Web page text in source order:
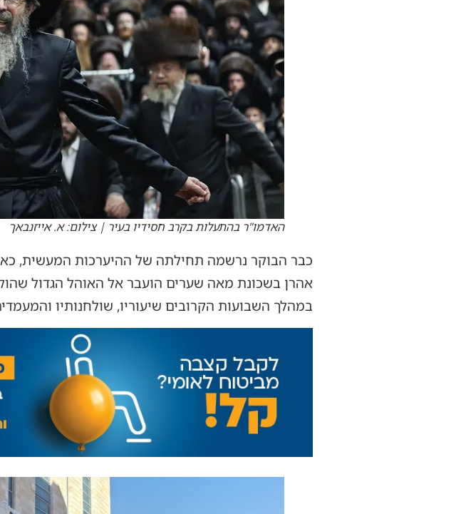
האדמו"ר בהתעלות בקרב חסידיו בעיר | צילום: א. אייזנבאך
כבר הבוקר נרשמה תחילתה של ההיערכות המעשית,
אהרן בשכונת מאה שערים הועבר אל האוהל הגדול
במהלך השבועות הקרובים שיעוריו, שולחנותיו